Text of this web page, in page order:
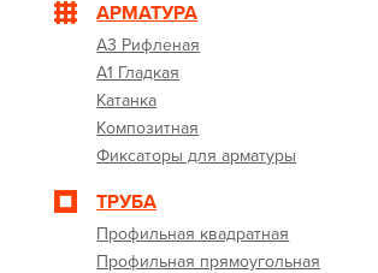
АРМАТУРА
А3 Рифленая
А1 Гладкая
Катанка
Композитная
Фиксаторы для арматуры
ТРУБА
Профильная квадратная
Профильная прямоугольная